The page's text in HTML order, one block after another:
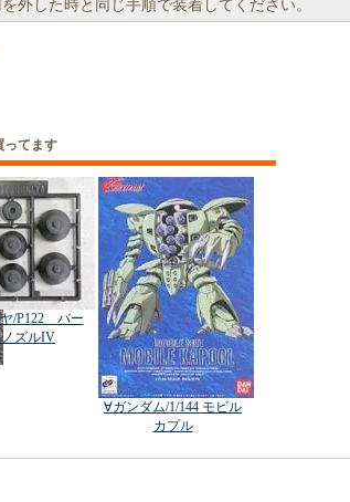
外した時と同じ手順で装着してください。
ってます
/P122 バー
ズルIV
∀ガンダム/1/144 モビル
カプル